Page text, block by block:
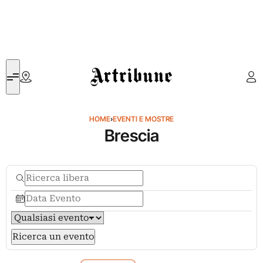
Artribune
HOME›EVENTI E MOSTRE
Brescia
Ricerca un evento